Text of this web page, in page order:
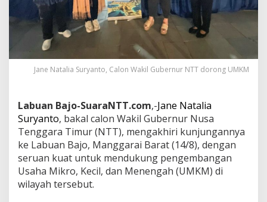
Jane Natalia Suryanto, Calon Wakil Gubernur NTT dorong UMKM
Labuan Bajo-SuaraNTT.com,-Jane Natalia
Suryanto, bakal calon Wakil Gubernur Nusa
Tenggara Timur (NTT), mengakhiri kunjungannya
ke Labuan Bajo, Manggarai Barat (14/8), dengan
seruan kuat untuk mendukung pengembangan
Usaha Mikro, Kecil, dan Menengah (UMKM) di
wilayah tersebut.